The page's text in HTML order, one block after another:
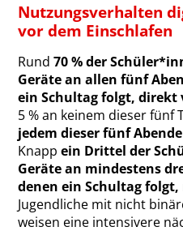
Nutzungsverhalten
vor dem Einschlafen
Rund70 % der
Geräte an allen fünf
ein Schultag folgt, direkt
5 % an keinem dieser fünf
jedem dieser fünf
Knappein Drittel der
Geräte an mindestens
denen ein Schultag
Jugendliche mit nicht
weisen eine intensivere